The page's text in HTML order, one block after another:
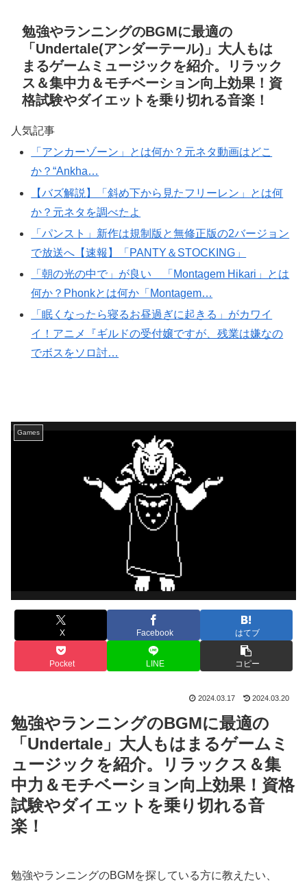
勉強やランニングのBGMに最適の
「Undertale(アンダーテール)」大人もは
まるゲームミュージックを紹介。リラック
ス＆集中力＆モチベーション向上効果！資
格試験やダイエットを乗り切れる音楽！
人気記事
「アンカーゾーン」とは何か？元ネタ動画はどこ
か？“Ankha…
【バズ解説】「斜め下から見たフリーレン」とは何
か？元ネタを調べたよ
「パンスト」新作は規制版と無修正版の2バージョン
で放送へ【速報】「PANTY＆STOCKING」
「朝の光の中で」が良い 「Montagem Hikari」とは
何か？Phonkとは何か「Montagem…
「眠くなったら寝るお昼過ぎに起きる」がカワイ
イ！アニメ『ギルドの受付嬢ですが、残業は嫌なの
でボスをソロ討…
Games
X Facebook はてブ
Pocket LINE コピー
2024.03.17 2024.03.20
勉強やランニングのBGMに最適の
「Undertale」大人もはまるゲームミ
ュージックを紹介。リラックス＆集
中力＆モチベーション向上効果！資格
試験やダイエットを乗り切れる音
楽！
勉強やランニングのBGMを探している方に教えたい、